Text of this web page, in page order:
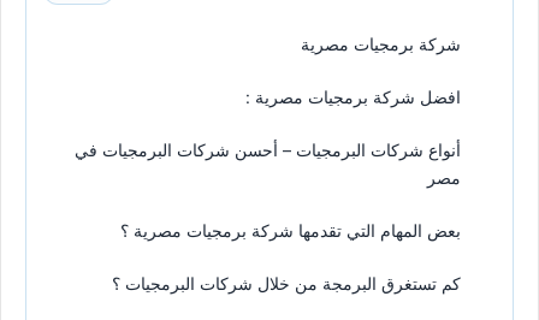
شركة برمجيات مصرية
افضل شركة برمجيات مصرية :
أنواع شركات البرمجيات – أحسن شركات البرمجيات في
مصر
بعض المهام التي تقدمها شركة برمجيات مصرية ؟
كم تستغرق البرمجة من خلال شركات البرمجيات ؟